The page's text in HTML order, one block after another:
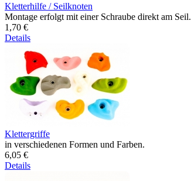
Kletterhilfe / Seilknoten
Montage erfolgt mit einer Schraube direkt am Seil.
1,70 €
Details
Klettergriffe
in verschiedenen Formen und Farben.
6,05 €
Details